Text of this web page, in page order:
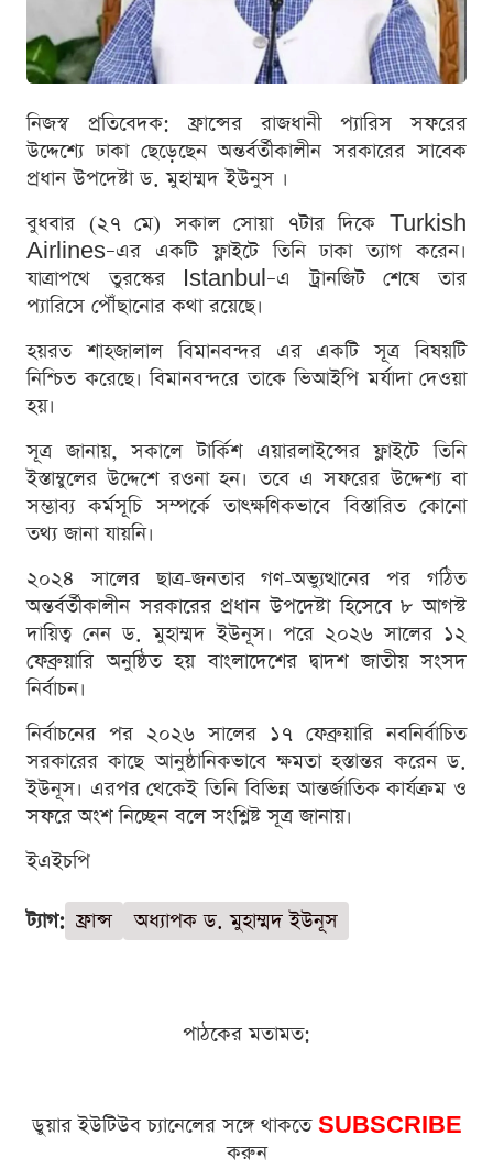
নিজস্ব প্রতিবেদক: ফ্রান্সের রাজধানী প্যারিস সফরের
উদ্দেশ্যে ঢাকা ছেড়েছেন অন্তর্বর্তীকালীন সরকারের সাবেক
প্রধান উপদেষ্টা ড. মুহাম্মদ ইউনুস ।
বুধবার (২৭ মে) সকাল সোয়া ৭টার দিকে Turkish
Airlines–এর একটি ফ্লাইটে তিনি ঢাকা ত্যাগ করেন।
যাত্রাপথে তুরস্কের Istanbul–এ ট্রানজিট শেষে তার
প্যারিসে পৌঁছানোর কথা রয়েছে।
হয়রত শাহজালাল বিমানবন্দর এর একটি সূত্র বিষয়টি
নিশ্চিত করেছে। বিমানবন্দরে তাকে ভিআইপি মর্যাদা দেওয়া
হয়।
সূত্র জানায়, সকালে টার্কিশ এয়ারলাইন্সের ফ্লাইটে তিনি
ইস্তাম্বুলের উদ্দেশে রওনা হন। তবে এ সফরের উদ্দেশ্য বা
সম্ভাব্য কর্মসূচি সম্পর্কে তাৎক্ষণিকভাবে বিস্তারিত কোনো
তথ্য জানা যায়নি।
২০২৪ সালের ছাত্র-জনতার গণ-অভ্যুত্থানের পর গঠিত
অন্তর্বর্তীকালীন সরকারের প্রধান উপদেষ্টা হিসেবে ৮ আগস্ট
দায়িত্ব নেন ড. মুহাম্মদ ইউনূস। পরে ২০২৬ সালের ১২
ফেব্রুয়ারি অনুষ্ঠিত হয় বাংলাদেশের দ্বাদশ জাতীয় সংসদ
নির্বাচন।
নির্বাচনের পর ২০২৬ সালের ১৭ ফেব্রুয়ারি নবনির্বাচিত
সরকারের কাছে আনুষ্ঠানিকভাবে ক্ষমতা হস্তান্তর করেন ড.
ইউনূস। এরপর থেকেই তিনি বিভিন্ন আন্তর্জাতিক কার্যক্রম ও
সফরে অংশ নিচ্ছেন বলে সংশ্লিষ্ট সূত্র জানায়।
ইএইচপি
ট্যাগ: ফ্রান্স অধ্যাপক ড. মুহাম্মদ ইউনূস
পাঠকের মতামত:
ডুয়ার ইউটিউব চ্যানেলের সঙ্গে থাকতে SUBSCRIBE
করুন